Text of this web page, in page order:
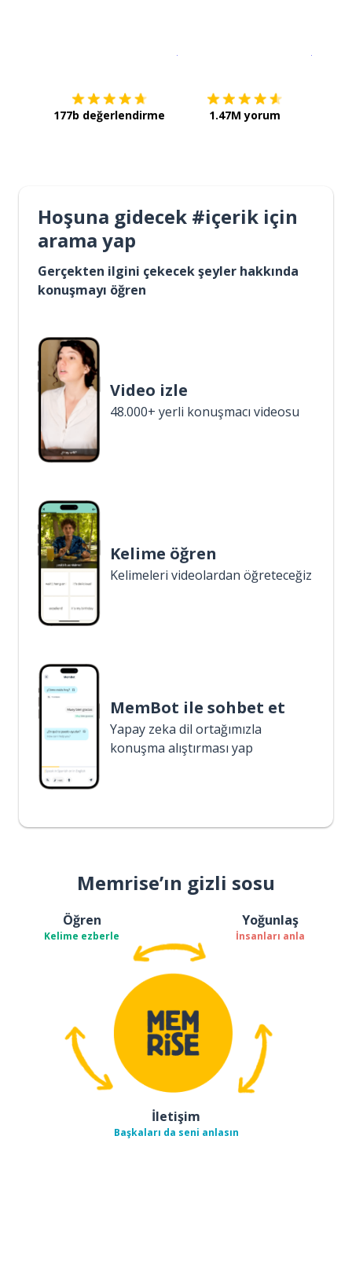
177b değerlendirme 1.47M yorum
Hoşuna gidecek #içerik için
arama yap
Gerçekten ilgini çekecek şeyler hakkında
konuşmayı öğren
Video izle
48.000+ yerli konuşmacı videosu
Kelime öğren
Kelimeleri videolardan öğreteceğiz
MemBot ile sohbet et
Yapay zeka dil ortağımızla
konuşma alıştırması yap
Memrise’ın gizli sosu
Öğren
Kelime ezberle
Yoğunlaş
İnsanları anla
İletişim
Başkaları da seni anlasın